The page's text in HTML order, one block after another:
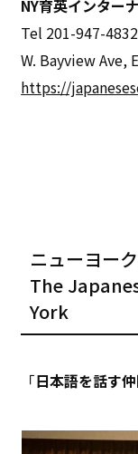
NY育英インター
Tel 201-947-
W. Bayview Ave,
https://
ニューヨー
The
York
「日本語を話す